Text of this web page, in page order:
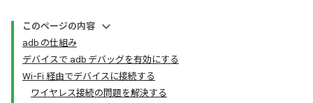
このページの内容
adb の仕組み
デバイスで adb デバッグを有効にする
Wi-Fi 経由でデバイスに接続する
ワイヤレス接続の問題を解決する